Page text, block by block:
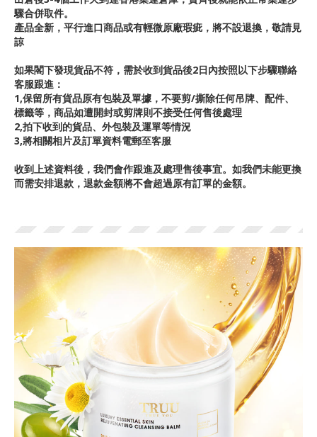
驟合併取件。
產品全新，平行進口商品或有輕微原廠瑕疵，將不設退換，敬請見
諒
如果閣下發現貨品不符，需於收到貨品後2日內按照以下步驟聯絡
客服跟進：
1,保留所有貨品原有包裝及單據，不要剪/撕除任何吊牌、配件、
標籤等，商品如遭開封或剪牌則不接受任何售後處理
2,拍下收到的貨品、外包裝及運單等情況
3,將相關相片及訂單資料電郵至客服
收到上述資料後，我們會作跟進及處理售後事宜。如我們未能更換
而需安排退款，退款金額將不會超過原有訂單的金額。